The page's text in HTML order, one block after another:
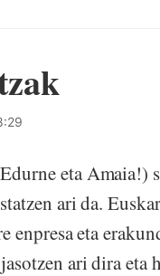
eta Amaia!)
ari da.
enpresa eta
ari dira eta